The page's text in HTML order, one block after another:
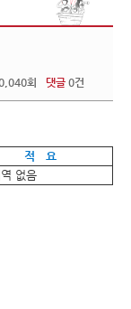
회 댓글 0건
적 요
없음